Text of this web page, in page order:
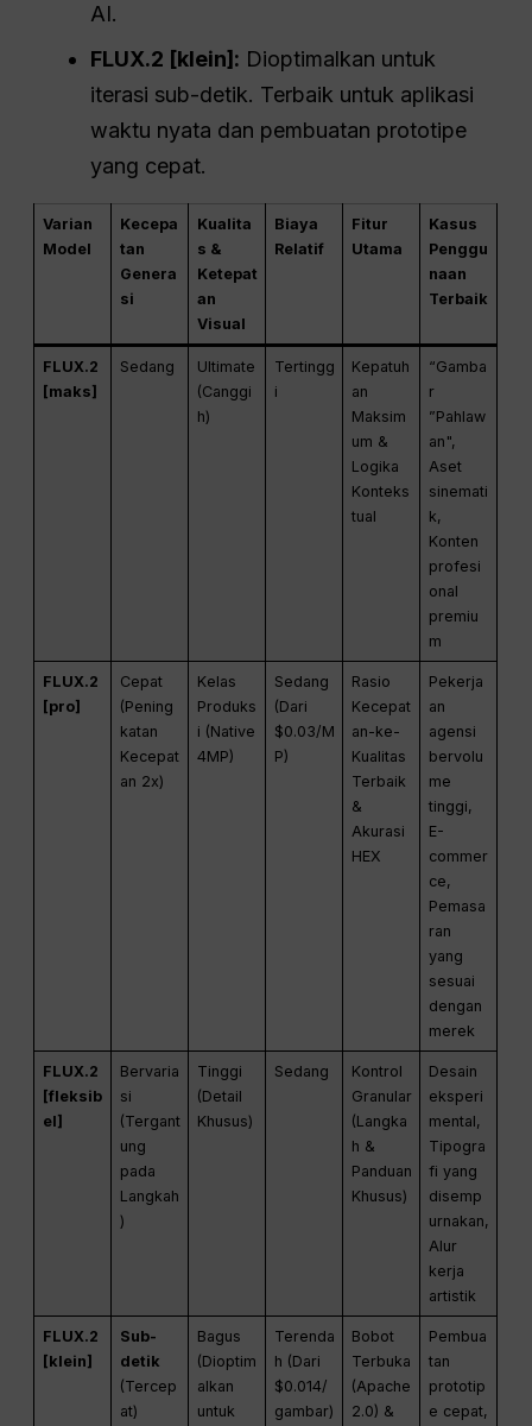
AI.
FLUX.2 [klein]: Dioptimalkan untuk
iterasi sub-detik. Terbaik untuk aplikasi
waktu nyata dan pembuatan prototipe
yang cepat.
Varian
Model
Kecepa
tan
Genera
si
Kualita
s &
Ketepat
an
Visual
Biaya
Relatif
Fitur
Utama
Kasus
Penggu
naan
Terbaik
FLUX.2
[maks]
Sedang
Ultimate
(Canggi
h)
Tertingg
i
Kepatuh
an
Maksim
um &
Logika
Konteks
tual
“Gamba
r
”Pahlaw
an",
Aset
sinemati
k,
Konten
profesi
onal
premiu
m
FLUX.2
[pro]
Cepat
(Pening
katan
Kecepat
an 2x)
Kelas
Produks
i (Native
4MP)
Sedang
(Dari
$0.03/M
P)
Rasio
Kecepat
an-ke-
Kualitas
Terbaik
&
Akurasi
HEX
Pekerja
an
agensi
bervolu
me
tinggi,
E-
commer
ce,
Pemasa
ran
yang
sesuai
dengan
merek
FLUX.2
[fleksib
el]
Bervaria
si
(Tergant
ung
pada
Langkah
)
Tinggi
(Detail
Khusus)
Sedang
Kontrol
Granular
(Langka
h &
Panduan
Khusus)
Desain
eksperi
mental,
Tipogra
fi yang
disemp
urnakan,
Alur
kerja
artistik
FLUX.2
[klein]
Sub-
detik
(Tercep
at)
Bagus
(Dioptim
alkan
untuk
Terenda
h (Dari
$0.014/
gambar)
Bobot
Terbuka
(Apache
2.0) &
Pembua
tan
prototip
e cepat,